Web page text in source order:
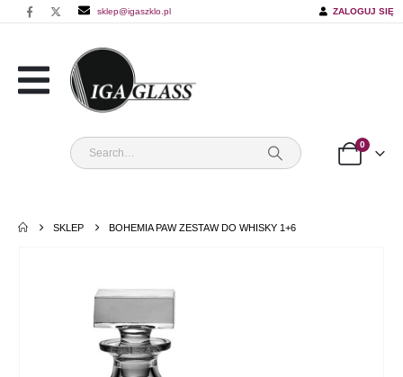
sklep@igaszklo.pl ZALOGUJ SIĘ
0
SKLEP BOHEMIA PAW ZESTAW DO WHISKY 1+6